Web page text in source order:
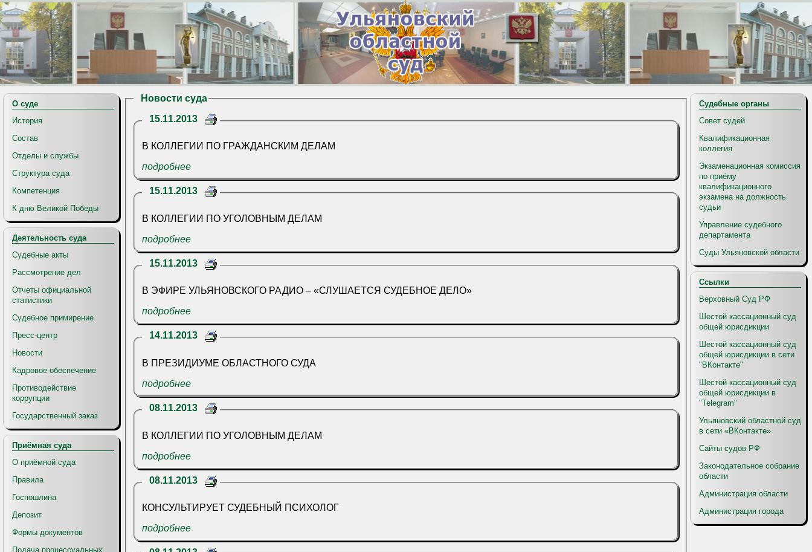
О суде
История
Состав
Отделы и службы
Структура суда
Компетенция
К дню Великой Победы
Деятельность суда
Судебные акты
Рассмотрение дел
Отчеты официальной
статистики
Судебное примирение
Пресс-центр
Новости
Кадровое обеспечение
Противодействие
коррупции
Государственный заказ
Приёмная суда
О приёмной суда
Правила
Госпошлина
Депозит
Формы документов
Подача процессуальных
Новости суда
15.11.2013
В КОЛЛЕГИИ ПО ГРАЖДАНСКИМ ДЕЛАМ
подробнее
15.11.2013
В КОЛЛЕГИИ ПО УГОЛОВНЫМ ДЕЛАМ
подробнее
15.11.2013
В ЭФИРЕ УЛЬЯНОВСКОГО РАДИО – «СЛУШАЕТСЯ СУДЕБНОЕ ДЕЛО»
подробнее
14.11.2013
В ПРЕЗИДИУМЕ ОБЛАСТНОГО СУДА
подробнее
08.11.2013
В КОЛЛЕГИИ ПО УГОЛОВНЫМ ДЕЛАМ
подробнее
08.11.2013
КОНСУЛЬТИРУЕТ СУДЕБНЫЙ ПСИХОЛОГ
подробнее
Судебные органы
Совет судей
Квалификационная
коллегия
Экзаменационная комиссия
по приёму
квалификационного
экзамена на должность
судьи
Управление судебного
департамента
Суды Ульяновской области
Ссылки
Верховный Суд РФ
Шестой кассационный суд
общей юрисдикции
Шестой кассационный суд
общей юрисдикции в сети
"ВКонтакте"
Шестой кассационный суд
общей юрисдикции в
"Telegram"
Ульяновский областной суд
в сети «ВКонтакте»
Сайты судов РФ
Законодательное собрание
области
Администрация области
Администрация города